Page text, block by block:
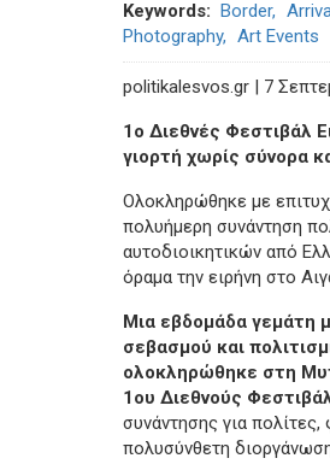
Keywords Border
Photography
Art Events
politikalesvos.gr | 7
1ο Διεθνές Φεστιβάλ
γιορτή χωρίς σύνορα
Ολοκληρώθηκε με
πολυήμερη συνάντηση
αυτοδιοικητικών από
όραμα την ειρήνη στο
Μια εβδομάδα γεμάτη
σεβασμού και
ολοκληρώθηκε στη
1ου Διεθνούς
συνάντησης για πολίτες,
πολυσύνθετη